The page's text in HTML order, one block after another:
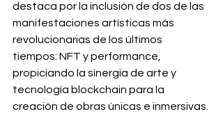
destaca por la inclusión de dos de las
manifestaciones artísticas más
revolucionarias de los últimos
tiempos: NFT y performance,
propiciando la sinergia de arte y
tecnología blockchain para la
creación de obras únicas e inmersivas.